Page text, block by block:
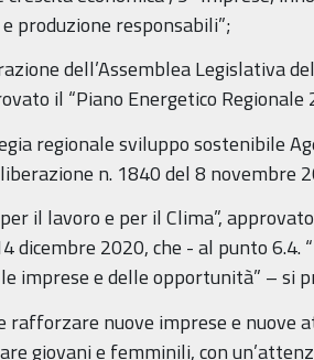
e produzione responsabili”;
dell’Assemblea Legislativa
il “Piano Energetico Regionale
regionale sviluppo sostenibile
n. 1840 del 8 novembre
il lavoro e per il Clima”,
dicembre 2020, che - al punto 6.4.
imprese e delle opportunità” – si
rafforzare nuove imprese e nuove
giovani e femminili, con